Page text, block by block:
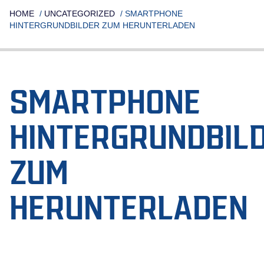
HOME / UNCATEGORIZED / SMARTPHONE
HINTERGRUNDBILDER ZUM HERUNTERLADEN
SMARTPHONE
ZUM
HERUNTERLADEN